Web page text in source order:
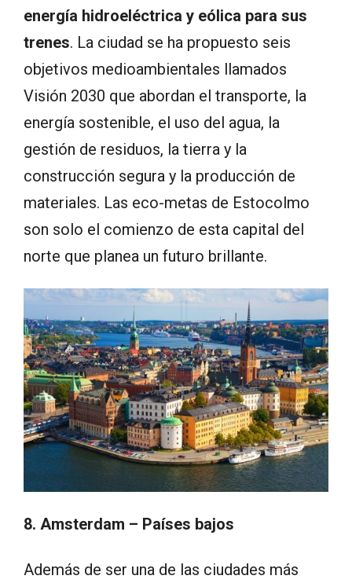
energía hidroeléctrica y eólica para sus
trenes. La ciudad se ha propuesto seis
objetivos medioambientales llamados
Visión 2030 que abordan el transporte, la
energía sostenible, el uso del agua, la
gestión de residuos, la tierra y la
construcción segura y la producción de
materiales. Las eco-metas de Estocolmo
son solo el comienzo de esta capital del
norte que planea un futuro brillante.
8. Amsterdam – Países bajos
Además de ser una de las ciudades más